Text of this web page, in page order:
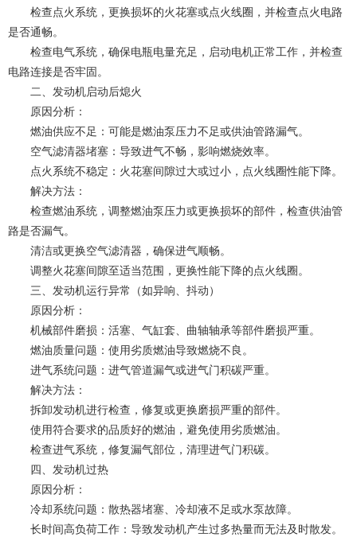
检查点火系统，更换损坏的火花塞或点火线圈，并检查点火电路
是否通畅。
检查电气系统，确保电瓶电量充足，启动电机正常工作，并检查
电路连接是否牢固。
二、发动机启动后熄火
原因分析：
燃油供应不足：可能是燃油泵压力不足或供油管路漏气。
空气滤清器堵塞：导致进气不畅，影响燃烧效率。
点火系统不稳定：火花塞间隙过大或过小，点火线圈性能下降。
解决方法：
检查燃油系统，调整燃油泵压力或更换损坏的部件，检查供油管
路是否漏气。
清洁或更换空气滤清器，确保进气顺畅。
调整火花塞间隙至适当范围，更换性能下降的点火线圈。
三、发动机运行异常（如异响、抖动）
原因分析：
机械部件磨损：活塞、气缸套、曲轴轴承等部件磨损严重。
燃油质量问题：使用劣质燃油导致燃烧不良。
进气系统问题：进气管道漏气或进气门积碳严重。
解决方法：
拆卸发动机进行检查，修复或更换磨损严重的部件。
使用符合要求的品质好的燃油，避免使用劣质燃油。
检查进气系统，修复漏气部位，清理进气门积碳。
四、发动机过热
原因分析：
冷却系统问题：散热器堵塞、冷却液不足或水泵故障。
长时间高负荷工作：导致发动机产生过多热量而无法及时散发。